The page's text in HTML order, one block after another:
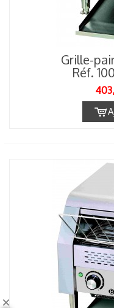
Grille-
Réf.